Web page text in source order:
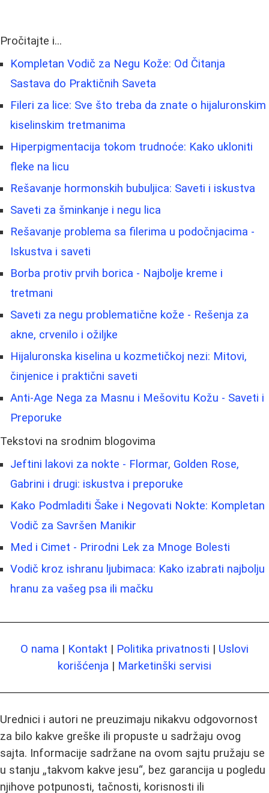
Pročitajte i...
Kompletan Vodič za Negu Kože: Od Čitanja
Sastava do Praktičnih Saveta
Fileri za lice: Sve što treba da znate o hijaluronskim
kiselinskim tretmanima
Hiperpigmentacija tokom trudnoće: Kako ukloniti
fleke na licu
Rešavanje hormonskih bubuljica: Saveti i iskustva
Saveti za šminkanje i negu lica
Rešavanje problema sa filerima u podočnjacima -
Iskustva i saveti
Borba protiv prvih borica - Najbolje kreme i
tretmani
Saveti za negu problematične kože - Rešenja za
akne, crvenilo i ožiljke
Hijaluronska kiselina u kozmetičkoj nezi: Mitovi,
činjenice i praktični saveti
Anti-Age Nega za Masnu i Mešovitu Kožu - Saveti i
Preporuke
Tekstovi na srodnim blogovima
Jeftini lakovi za nokte - Flormar, Golden Rose,
Gabrini i drugi: iskustva i preporuke
Kako Podmladiti Šake i Negovati Nokte: Kompletan
Vodič za Savršen Manikir
Med i Cimet - Prirodni Lek za Mnoge Bolesti
Vodič kroz ishranu ljubimaca: Kako izabrati najbolju
hranu za vašeg psa ili mačku
O nama | Kontakt | Politika privatnosti | Uslovi
korišćenja | Marketinški servisi
Urednici i autori ne preuzimaju nikakvu odgovornost
za bilo kakve greške ili propuste u sadržaju ovog
sajta. Informacije sadržane na ovom sajtu pružaju se
u stanju „takvom kakve jesu“, bez garancija u pogledu
njihove potpunosti, tačnosti, korisnosti ili